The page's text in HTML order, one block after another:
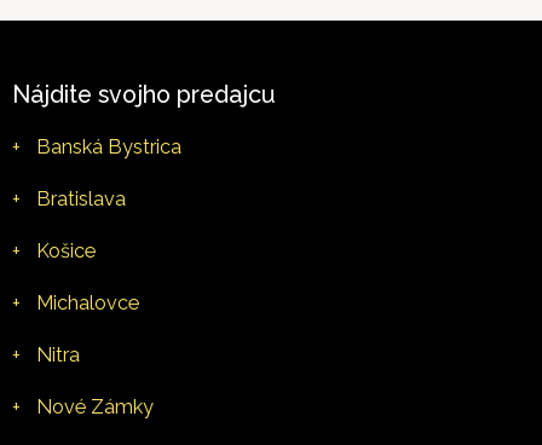
Nájdite svojho predajcu
+ Banská Bystrica
+ Bratislava
+ Košice
+ Michalovce
+ Nitra
+ Nové Zámky